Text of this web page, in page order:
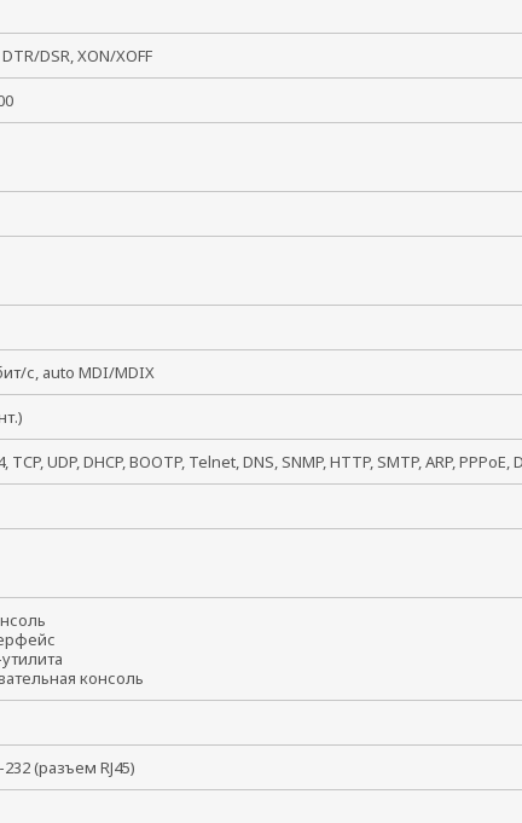
DSR, XON/XOFF
с, auto MDI/MDIX
TCP, UDP, DHCP, BOOTP, Telnet, DNS, SNMP, HTTP, SMTP, ARP, PPPoE,
консоль
232 (разъем RJ45)